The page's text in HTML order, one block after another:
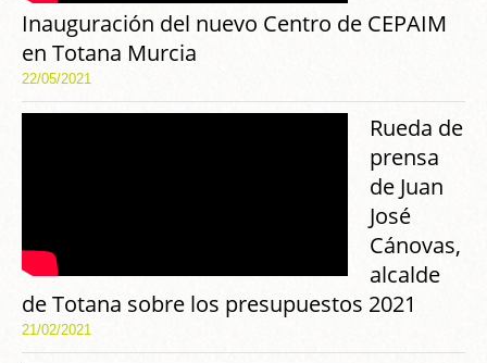
Inauguración del nuevo Centro de CEPAIM
en Totana Murcia
22/05/2021
Rueda de
prensa
de Juan
José
Cánovas,
alcalde
de Totana sobre los presupuestos 2021
21/02/2021